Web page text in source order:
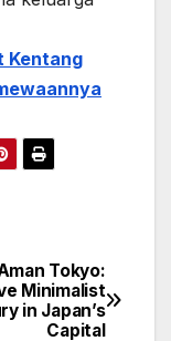
Kentang
Tokyo:
Minimalist
in Japan’s
Capital